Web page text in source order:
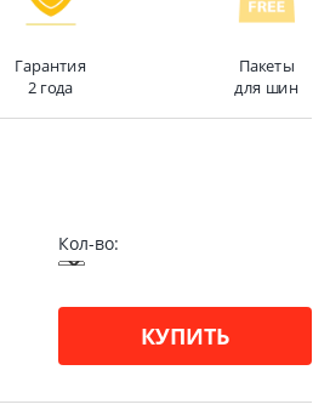
Гарантия
2 года
Пакеты
для шин
Кол-во:
КУПИТЬ